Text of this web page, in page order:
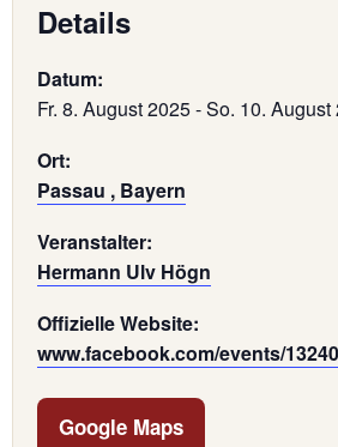
Details
Datum:
Fr. 8. August 2025-So. 10. August
Ort:
Passau , Bayern
Veranstalter:
Hermann Ulv Högn
Offizielle Website:
www.facebook.com/events/
Google Maps